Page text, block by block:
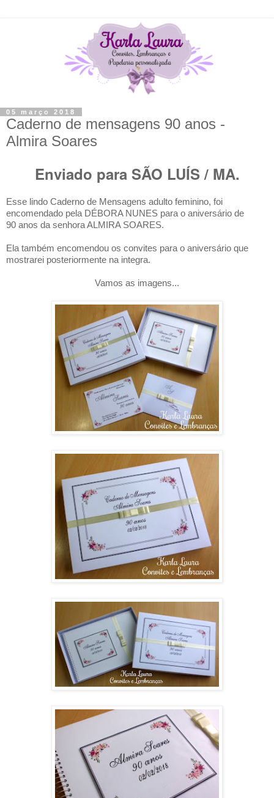
05 março 2018
Caderno de mensagens 90 anos -
Almira Soares
Enviado para SÃO LUÍS / MA.
Esse lindo Caderno de Mensagens adulto feminino, foi
encomendado pela DÉBORA NUNES para o aniversário de
90 anos da senhora ALMIRA SOARES.
Ela também encomendou os convites para o aniversário que
mostrarei posteriormente na integra.
Vamos as imagens...